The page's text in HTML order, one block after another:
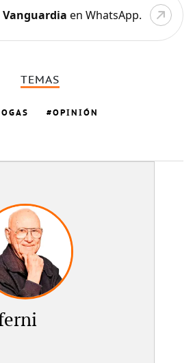
Vanguardia en WhatsApp.
TEMAS
OPINIÓN